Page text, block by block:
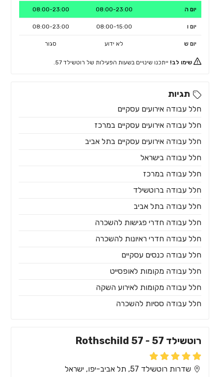
יום ה 08:00-23:00
08:00-23:00
יום ו 08:00-15:00
08:00-23:00
יום ש לא ידוע סגור
שימו לב! ייתכנו שינויים בשעות הפעילות של רוטשילד 57.
תגיות
חלל עבודה אירועים עסקיים
חלל עבודה אירועים עסקיים במרכז
חלל עבודה אירועים עסקיים בתל אביב
חלל עבודה בישראל
חלל עבודה במרכז
חלל עבודה ברוטשילד
חלל עבודה בתל אביב
חלל עבודה חדרי פגישות להשכרה
חלל עבודה חדרי ראיונות להשכרה
חלל עבודה כנסים עסקיים
חלל עבודה מקומות לאופסייט
חלל עבודה מקומות לאירוע השקה
חלל עבודה ססיות להשכרה
רוטשילד 57 - Rothschild 57
שדרות רוטשילד 57, תל אביב-יפו, ישראל